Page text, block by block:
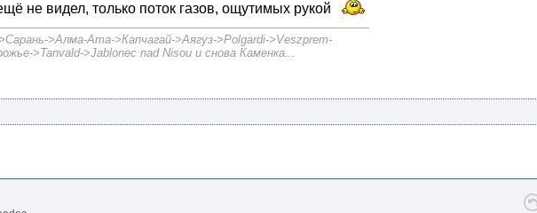
не видел, только поток газов, ощутимых рукой
>Алма-Ата->Капчагай->Аягуз->Polgardi->Veszprem-
>Tanvald->Jablonec nad Nisou и снова Каменка...